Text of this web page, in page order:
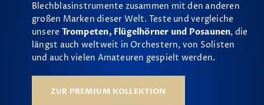
Blechblasinstrumente zusammen mit den anderen
großen Marken dieser Welt. Teste und vergleiche
unsere Trompeten, Flügelhörner und Posaunen, die
längst auch weltweit in Orchestern, von Solisten
und auch vielen Amateuren gespielt werden.
ZUR PREMIUM KOLLEKTION